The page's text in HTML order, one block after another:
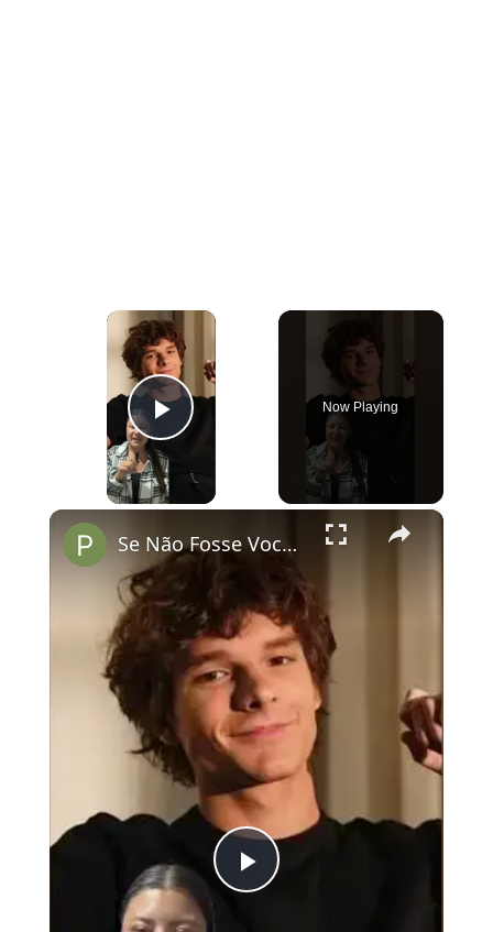
×
Play Video
Now Playing
×
Play
Se Não Fosse Você já está em cartaz nos cinemas!